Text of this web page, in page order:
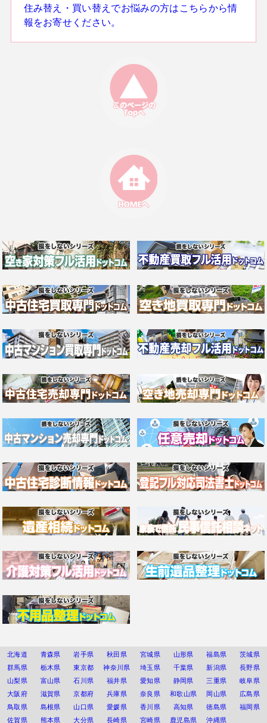
住み替え・買い替えでお悩みの方はこちらから情
報をお寄せください。
北海道 青森県 岩手県 秋田県 宮城県 山形県 福島県
茨城県
群馬県
栃木県 東京都 神奈川県 埼玉県 千葉県 新潟県
長野県
山梨県
富山県 石川県 福井県 愛知県 静岡県 三重県
岐阜県
大阪府
滋賀県 京都府 兵庫県 奈良県 和歌山県 岡山県
広島県
鳥取県
島根県 山口県 愛媛県 香川県 高知県 徳島県
福岡県
佐賀県
熊本県 大分県 長崎県 宮崎県 鹿児島県 沖縄県